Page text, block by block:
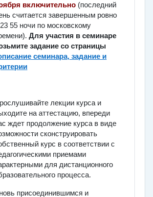
включительно (последний
считается завершенным ровно
55 ночи по московскому
Для участия в семинаре
задание со страницы
семинара, задание и
оценок".
лекции курса и
на аттестацию, впереди
ждет продолжение курса в виде
сконструировать
курс в соответствии с
приемами
для дистанционного
процесса.
присоединившимся и